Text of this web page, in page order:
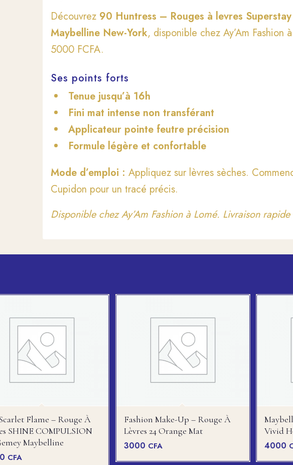
Découvrez 90 Huntress – Rouges à levres
Maybelline New-York, disponible chez Ay’Am Fashion
5000 FCFA.
Ses points forts
Tenue jusqu’à 16h
Fini mat intense non transférant
Applicateur pointe feutre précision
Formule légère et confortable
Mode d’emploi : Appliquez sur lèvres sèches.
Cupidon pour un tracé précis.
Disponible chez Ay’Am Fashion à Lomé. Livraison
Flame – Rouge À
SHINE COMPULSION
Maybelline
CFA
Fashion Make-Up – Rouge À
Lèvres 24 Orange Mat
3000 CFA
Vivid
4000